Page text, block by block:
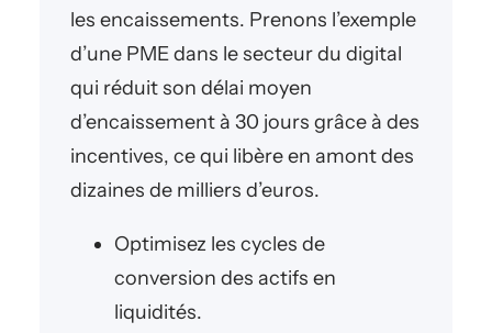
les encaissements. Prenons l’exemple
d’une PME dans le secteur du digital
qui réduit son délai moyen
d’encaissement à 30 jours grâce à des
incentives, ce qui libère en amont des
dizaines de milliers d’euros.
Optimisez les cycles de
conversion des actifs en
liquidités.